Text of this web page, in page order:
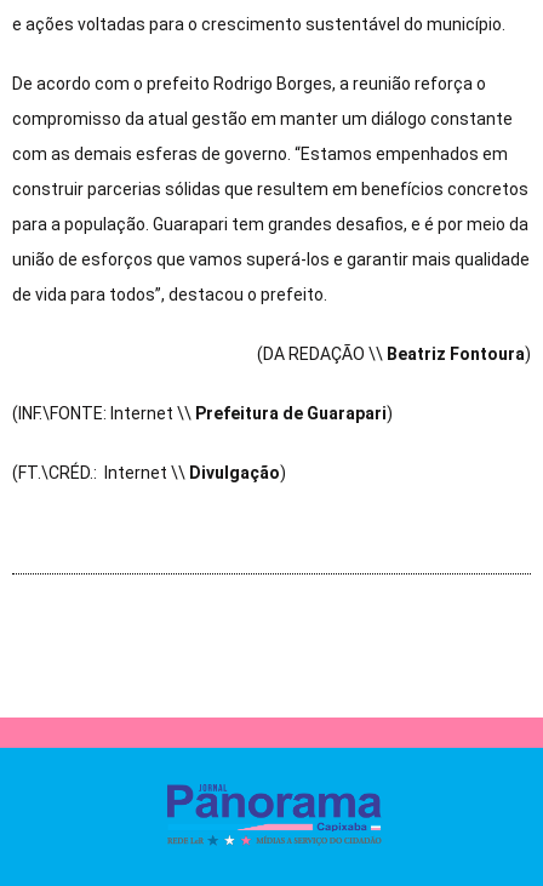
e ações voltadas para o crescimento sustentável do município.
De acordo com o prefeito Rodrigo Borges, a reunião reforça o
compromisso da atual gestão em manter um diálogo constante
com as demais esferas de governo. “Estamos empenhados em
construir parcerias sólidas que resultem em benefícios concretos
para a população. Guarapari tem grandes desafios, e é por meio da
união de esforços que vamos superá-los e garantir mais qualidade
de vida para todos”, destacou o prefeito.
(DA REDAÇÃO \\ Beatriz Fontoura)
(INF.\FONTE: Internet \\ Prefeitura de Guarapari)
(FT.\CRÉD.: Internet \\ Divulgação)